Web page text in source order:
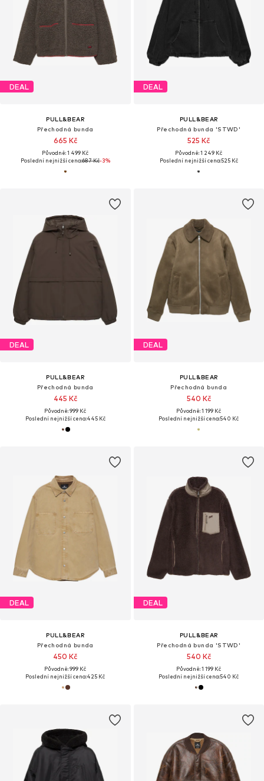
DEAL
PULL&BEAR
Přechodná bunda
665 Kč
Původně: 1 499 Kč
Poslední nejnižší cena:687 Kč-3%
DEAL
PULL&BEAR
Přechodná bunda 'STWD'
525 Kč
Původně: 1 249 Kč
Poslední nejnižší cena:525 Kč
DEAL
PULL&BEAR
Přechodná bunda
445 Kč
Původně: 999 Kč
Poslední nejnižší cena:445 Kč
DEAL
PULL&BEAR
Přechodná bunda
540 Kč
Původně: 1 199 Kč
Poslední nejnižší cena:540 Kč
DEAL
PULL&BEAR
Přechodná bunda
450 Kč
Původně: 999 Kč
Poslední nejnižší cena:425 Kč
DEAL
PULL&BEAR
Přechodná bunda 'STWD'
540 Kč
Původně: 1 199 Kč
Poslední nejnižší cena:540 Kč